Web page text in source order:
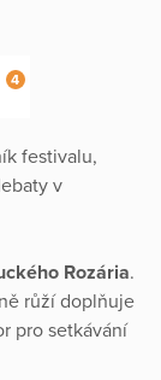
4
festivalu,
v
Rozária.
růží doplňuje
pro setkávání